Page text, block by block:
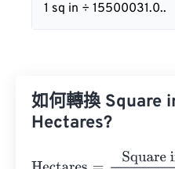
1 sq in ÷ 15500031.0..
如何轉換 Square
Hectares?
Hectares Square inches